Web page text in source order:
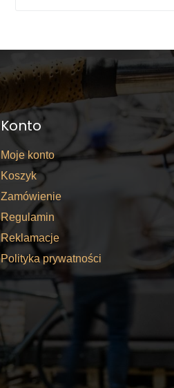
Konto
Moje konto
Koszyk
Zamówienie
Regulamin
Reklamacje
Polityka prywatności